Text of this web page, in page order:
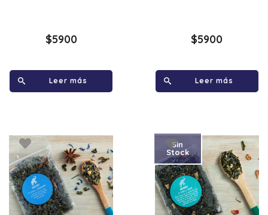
$5900
Leer más
$5900
Leer más
Sin
Stock